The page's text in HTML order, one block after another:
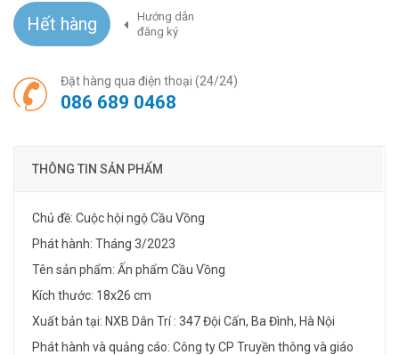
Hết hàng
Hướng dẫn
đăng ký
Đặt hàng qua điện thoại (24/24)
086 689 0468
THÔNG TIN SẢN PHẨM
Chủ đề: Cuộc hội ngộ Cầu Vồng
Phát hành: Tháng 3/2023
Tên sản phẩm: Ấn phẩm Cầu Vồng
Kích thước: 18x26 cm
Xuất bản tại: NXB Dân Trí : 347 Đội Cấn, Ba Đình, Hà Nội
Phát hành và quảng cáo: Công ty CP Truyền thông và giáo